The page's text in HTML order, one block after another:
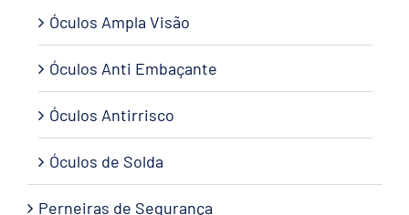
Óculos Ampla Visão
Óculos Anti Embaçante
Óculos Antirrisco
Óculos de Solda
Perneiras de Segurança